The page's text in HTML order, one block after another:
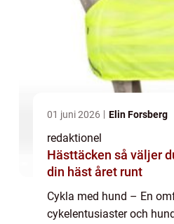
01 juni 2026 Elin Forsberg
redaktionel
Hästtäcken så väljer du rätt skydd för
din häst året runt
Cykla med hund – En
cykelentusiaster och